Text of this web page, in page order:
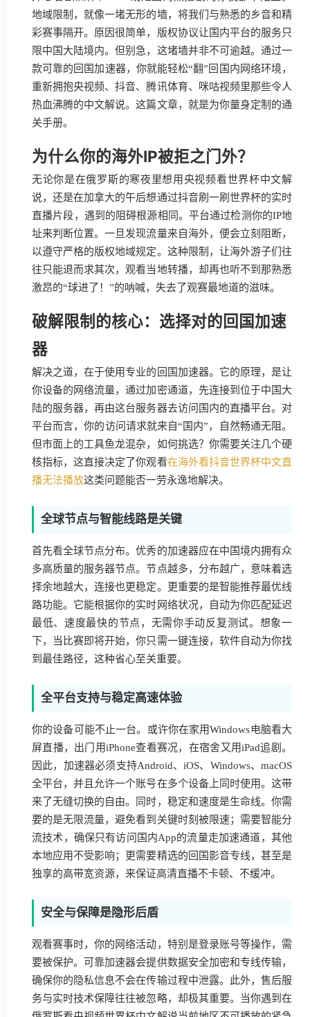
地域限制，就像一堵无形的墙，将我们与熟悉的乡音和精
彩赛事隔开。原因很简单，版权协议让国内平台的服务只
限中国大陆境内。但别急，这堵墙并非不可逾越。通过一
款可靠的回国加速器，你就能轻松“翻”回国内网络环境，
重新拥抱央视频、抖音、腾讯体育、咪咕视频里那些令人
热血沸腾的中文解说。这篇文章，就是为你量身定制的通
关手册。
为什么你的海外IP被拒之门外？
无论你是在俄罗斯的寒夜里想用央视频看世界杯中文解
说，还是在加拿大的午后想通过抖音刷一刷世界杯的实时
直播片段，遇到的阻碍根源相同。平台通过检测你的IP地
址来判断位置。一旦发现流量来自海外，便会立刻阻断，
以遵守严格的版权地域规定。这种限制，让海外游子们往
往只能退而求其次，观看当地转播，却再也听不到那熟悉
激昂的“球进了！”的呐喊，失去了观赛最地道的滋味。
破解限制的核心：选择对的回国加速
器
解决之道，在于使用专业的回国加速器。它的原理，是让
你设备的网络流量，通过加密通道，先连接到位于中国大
陆的服务器，再由这台服务器去访问国内的直播平台。对
平台而言，你的访问请求就来自“国内”，自然畅通无阻。
但市面上的工具鱼龙混杂，如何挑选？你需要关注几个硬
核指标，这直接决定了你观看在海外看抖音世界杯中文直
播无法播放这类问题能否一劳永逸地解决。
全球节点与智能线路是关键
首先看全球节点分布。优秀的加速器应在中国境内拥有众
多高质量的服务器节点。节点越多，分布越广，意味着选
择余地越大，连接也更稳定。更重要的是智能推荐最优线
路功能。它能根据你的实时网络状况，自动为你匹配延迟
最低、速度最快的节点，无需你手动反复测试。想象一
下，当比赛即将开始，你只需一键连接，软件自动为你找
到最佳路径，这种省心至关重要。
全平台支持与稳定高速体验
你的设备可能不止一台。或许你在家用Windows电脑看大
屏直播，出门用iPhone查看赛况，在宿舍又用iPad追剧。
因此，加速器必须支持Android、iOS、Windows、macOS
全平台，并且允许一个账号在多个设备上同时使用。这带
来了无缝切换的自由。同时，稳定和速度是生命线。你需
要的是无限流量，避免看到关键时刻被限速；需要智能分
流技术，确保只有访问国内App的流量走加速通道，其他
本地应用不受影响；更需要精选的回国影音专线，甚至是
独享的高带宽资源，来保证高清直播不卡顿、不缓冲。
安全与保障是隐形后盾
观看赛事时，你的网络活动，特别是登录账号等操作，需
要被保护。可靠加速器会提供数据安全加密和专线传输，
确保你的隐私信息不会在传输过程中泄露。此外，售后服
务与实时技术保障往往被忽略，却极其重要。当你遇到在